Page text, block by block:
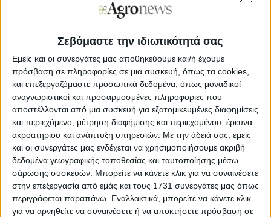
Σεβόμαστε την ιδιωτικότητά σας
Εμείς και οι συνεργάτες μας αποθηκεύουμε και/ή έχουμε
πρόσβαση σε πληροφορίες σε μια συσκευή, όπως τα cookies,
και επεξεργαζόμαστε προσωπικά δεδομένα, όπως μοναδικοί
αναγνωριστικοί και προσαρμοσμένες πληροφορίες που
αποστέλλονται από μια συσκευή για εξατομικευμένες διαφημίσεις
και περιεχόμενο, μέτρηση διαφήμισης και περιεχομένου, έρευνα
ακροατηρίου και ανάπτυξη υπηρεσιών. Με την άδειά σας, εμείς
και οι συνεργάτες μας ενδέχεται να χρησιμοποιήσουμε ακριβή
δεδομένα γεωγραφικής τοποθεσίας και ταυτοποίησης μέσω
σάρωσης συσκευών. Μπορείτε να κάνετε κλικ για να συναινέσετε
στην επεξεργασία από εμάς και τους 1731 συνεργάτες μας όπως
περιγράφεται παραπάνω. Εναλλακτικά, μπορείτε να κάνετε κλικ
για να αρνηθείτε να συναινέσετε ή να αποκτήσετε πρόσβαση σε
Ως η σημαντικότερη έκθεση για την προώθηση φρέσκων
φρούτων και λαχανικών στους επαγγελματίες του
κλάδου, η Fruit Logistica (7-9 Φεβρουαρίου 2024)
παρουσιάζει όλη τη γκάμα προϊόντων φρούτων και
λαχανικών από τις πέντε ηπείρους, καθώς και τις
τελευταίες εξελίξεις και τάσεις στην παραγωγή, στις
συσκευασίες, στην αποθήκευση, στη μεταφορά και στις
συναφείς τεχνολογικές εφαρμογές. Στην τελευταία
διοργάνωση του 2023 συμμετείχαν περισσότεροι από
2.600 επαγγελματίες εκθέτες από 92 χώρες, ενώ τους
εκθεσιακούς χώρους επισκέφτηκαν πάνω από 64.000
επαγγελματίες αγοραστές και εισαγωγείς από 140 χώρες.
Οι συμμετέχοντες στην επιχειρηματική αποστολή θα
έχουν την ευκαιρία να περιηγηθούν οργανωμένα στα Hall
της Έκθεσης, να κάνουν νέες επαφές και να συμμετέχουν